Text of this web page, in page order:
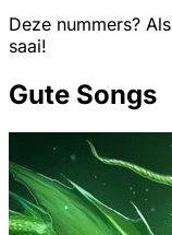
Deze nummers?
saai!
Gute Songs